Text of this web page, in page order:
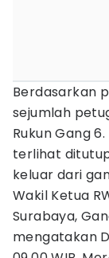
Berdasarkan
sejumlah
Rukun Gang
terlihat
keluar dari
Wakil Ketua
Surabaya,
mengatakan